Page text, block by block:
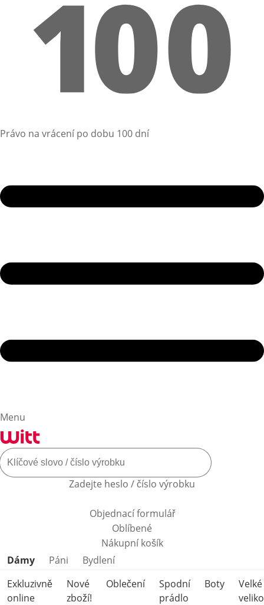
Právo na vrácení po dobu 100 dní
Menu
Zadejte heslo / číslo výrobku
Objednací formulář
Oblíbené
Nákupní košík
Přeskočit kategorie produktů
Dámy Páni
Bydlení
Exkluzivně
online
Nové
zboží!
Oblečení
Spodní
prádlo
Boty
Velké